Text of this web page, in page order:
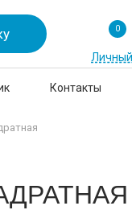
0
Контакты